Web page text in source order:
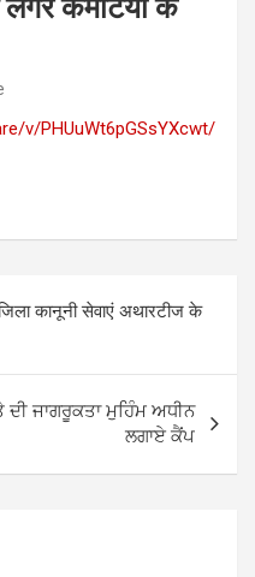
लंगर कमेटियों के
v/PHUuWt6pGSsYXcwt/
कानूनी सेवाएं अथारटीज के
ਜਾਗਰੂਕਤਾ ਮੁਹਿੰਮ ਅਧੀਨ
ਲਗਾਏ ਕੈਂਪ